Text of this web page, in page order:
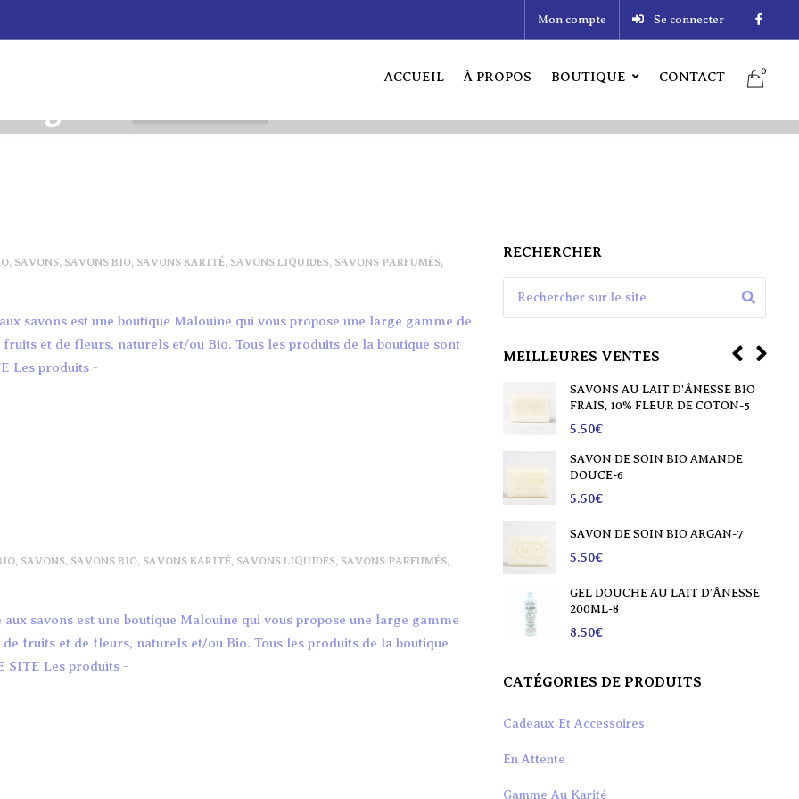
Mon compte Se connecter
ACCUEIL À PROPOS BOUTIQUE CONTACT
0
0
, SAVONS, SAVONS BIO, SAVONS KARITÉ, SAVONS LIQUIDES, SAVONS PARFUMÉS,
savons est une boutique Malouine qui vous propose une large gamme de
et de fleurs, naturels et/ou Bio. Tous les produits de la boutique sont
Les produits -
, SAVONS, SAVONS BIO, SAVONS KARITÉ, SAVONS LIQUIDES, SAVONS PARFUMÉS,
savons est une boutique Malouine qui vous propose une large gamme
fruits et de fleurs, naturels et/ou Bio. Tous les produits de la boutique
SITE Les produits -
RECHERCHER
MEILLEURES VENTES
5.50 € 4.50€
SAVONS AU LAIT D’ÂNESSE BIO
FRAIS, 10% FLEUR DE COTON-5
5.50€
SAVON DE SOIN BIO AMANDE
DOUCE-6
5.50€
SAVON DE SOIN BIO ARGAN-7
5.50€
GEL DOUCHE AU LAIT D’ÂNESSE
200ML-8
8.50€
CATÉGORIES DE PRODUITS
Cadeaux Et Accessoires
En Attente
Gamme Au Karité